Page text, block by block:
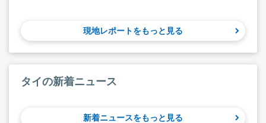
現地レポートをもっと見る
タイの新着ニュース
新着ニュースをもっと見る